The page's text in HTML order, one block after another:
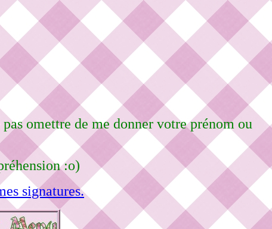
omettre de me donner votre prénom ou
:o)
signatures.